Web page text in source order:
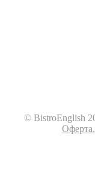
© BistroEnglish
Оферта.